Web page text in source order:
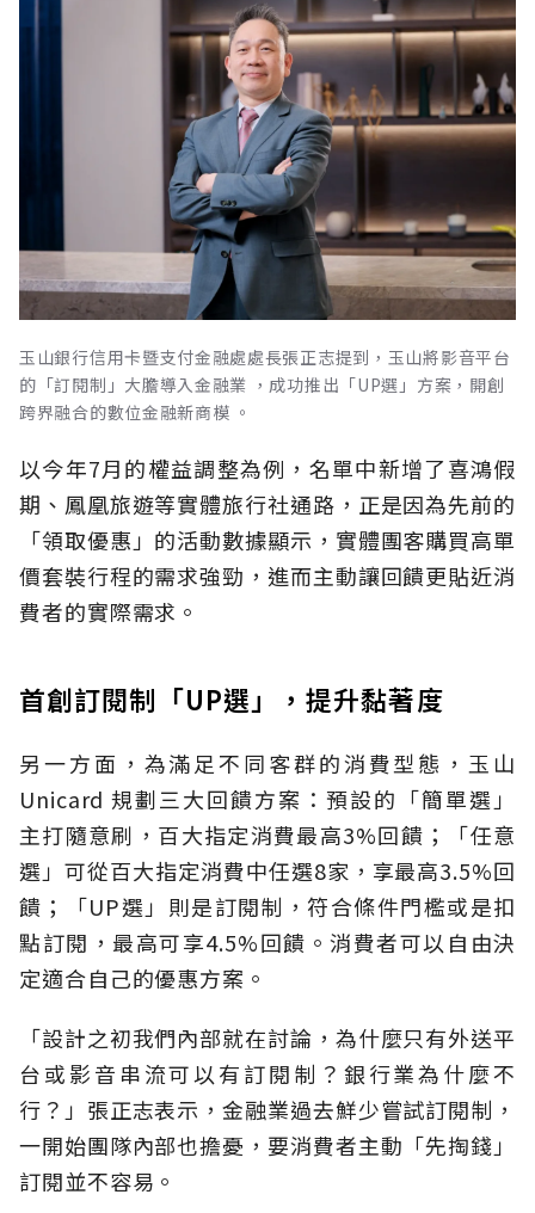
玉山銀行信用卡暨支付金融處處長張正志提到，玉山將影音平台
的「訂閱制」大膽導入金融業 ，成功推出「UP選」方案，開創
跨界融合的數位金融新商模 。
以今年7月的權益調整為例，名單中新增了喜鴻假
期、鳳凰旅遊等實體旅行社通路，正是因為先前的
「領取優惠」的活動數據顯示，實體團客購買高單
價套裝行程的需求強勁，進而主動讓回饋更貼近消
費者的實際需求。
首創訂閱制「UP選」，提升黏著度
另一方面，為滿足不同客群的消費型態，玉山
Unicard 規劃三大回饋方案：預設的「簡單選」
主打隨意刷，百大指定消費最高3%回饋；「任意
選」可從百大指定消費中任選8家，享最高3.5%回
饋；「UP選」則是訂閱制，符合條件門檻或是扣
點訂閱，最高可享4.5%回饋。消費者可以自由決
定適合自己的優惠方案。
「設計之初我們內部就在討論，為什麼只有外送平
台或影音串流可以有訂閱制？銀行業為什麼不
行？」張正志表示，金融業過去鮮少嘗試訂閱制，
一開始團隊內部也擔憂，要消費者主動「先掏錢」
訂閱並不容易。